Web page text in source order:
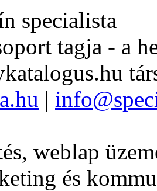
specialista
tagja - a
|
weblap
és